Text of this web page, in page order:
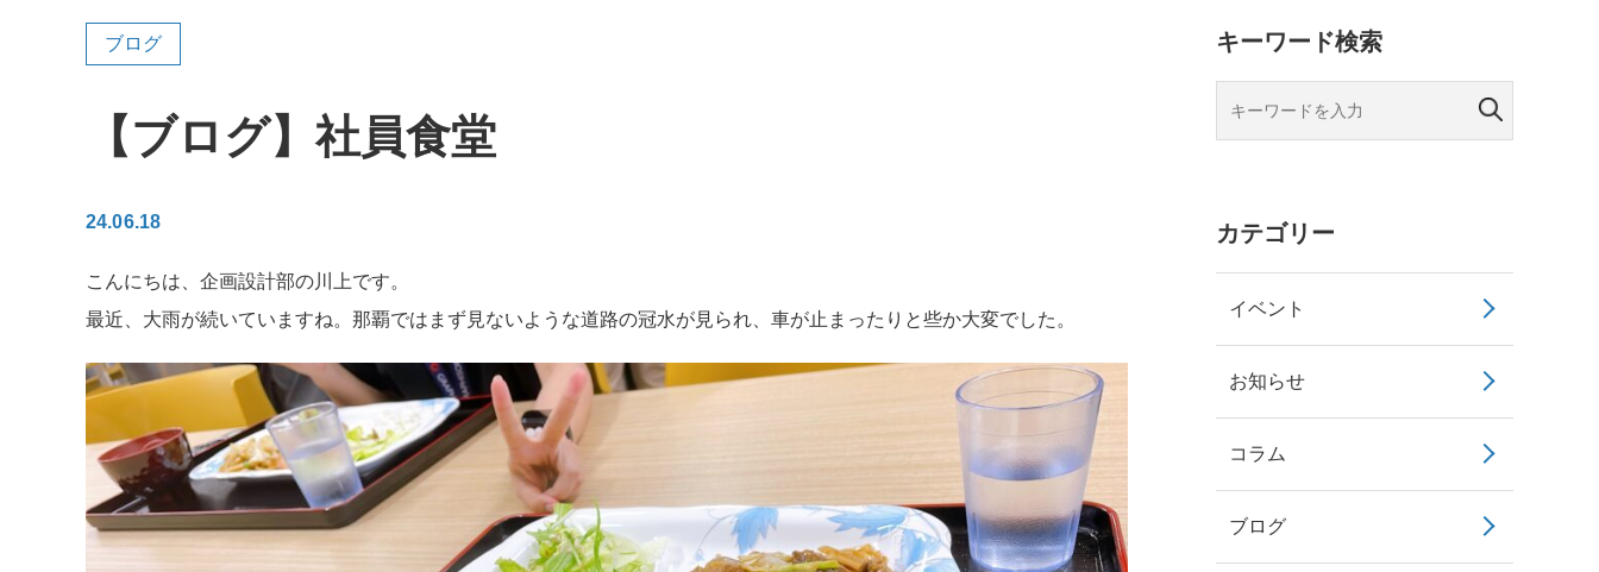
ブログ
【ブログ】社員食堂
24.06.18
こんにちは、企画設計部の川上です。
最近、大雨が続いていますね。那覇ではまず見ないような道路の冠水が見られ、車が止まったりと些か大変でした。
キーワード検索
カテゴリー
イベント
お知らせ
コラム
ブログ